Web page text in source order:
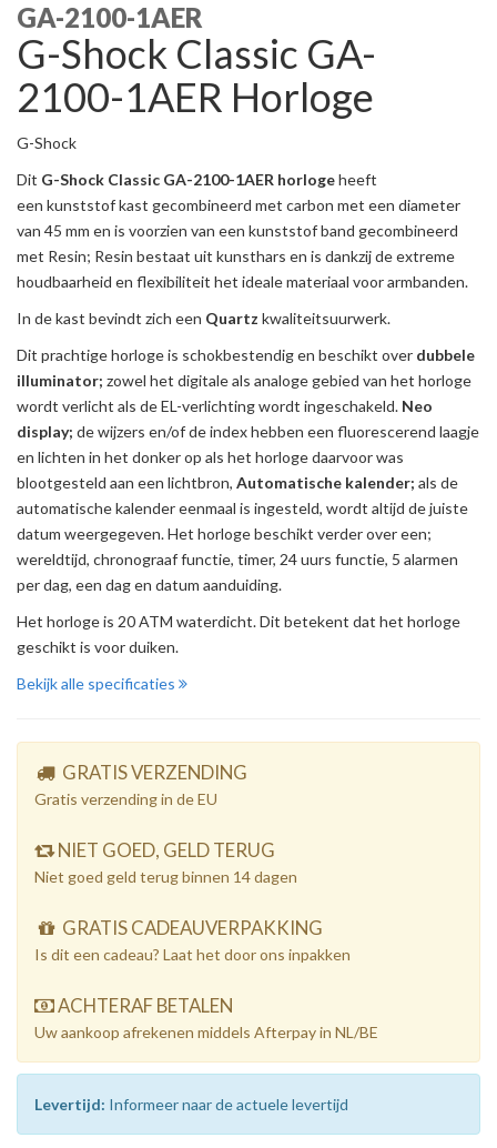
GA-2100-1AER
G-Shock Classic GA-
2100-1AER Horloge
G-Shock
Dit G-Shock Classic GA-2100-1AER horlogeheeft
een kunststof kast gecombineerd met carbon met een diameter
van 45 mm en is voorzien van een kunststof band gecombineerd
met Resin; Resin bestaat uit kunsthars en is dankzij de extreme
houdbaarheid en flexibiliteit het ideale materiaal voor armbanden.
In de kast bevindt zich een Quartz kwaliteitsuurwerk.
Dit prachtige horloge is schokbestendig en beschikt over dubbele
illuminator; zowel het digitale als analoge gebied van het horloge
wordt verlicht als de EL-verlichting wordt ingeschakeld. Neo
display; de wijzers en/of de index hebben een fluorescerend laagje
en lichten in het donker op als het horloge daarvoor was
blootgesteld aan een lichtbron, Automatische kalender; als de
automatische kalender eenmaal is ingesteld, wordt altijd de juiste
datum weergegeven. Het horloge beschikt verder over een;
wereldtijd, chronograaf functie, timer, 24 uurs functie, 5 alarmen
per dag, een dag en datum aanduiding.
Het horloge is 20 ATM waterdicht. Dit betekent dat het horloge
geschikt is voor duiken.
Bekijk alle specificaties
GRATIS VERZENDING
Gratis verzending in de EU
NIET GOED, GELD TERUG
Niet goed geld terug binnen 14 dagen
GRATIS CADEAUVERPAKKING
Is dit een cadeau? Laat het door ons inpakken
ACHTERAF BETALEN
Uw aankoop afrekenen middels Afterpay in NL/BE
Levertijd: Informeer naar de actuele levertijd